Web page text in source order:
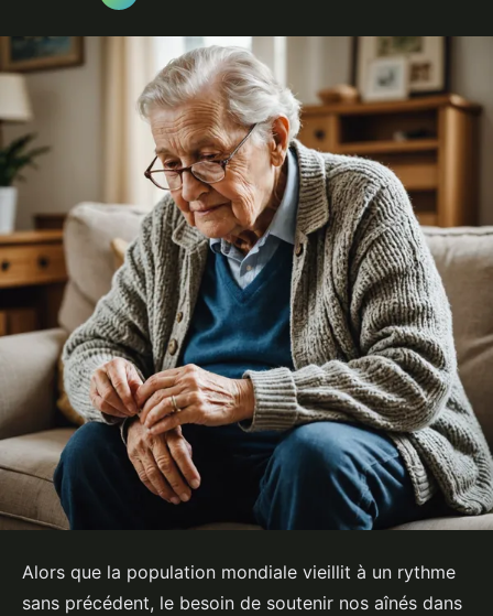
Alors que la population mondiale vieillit à un rythme
sans précédent, le besoin de soutenir nos aînés dans